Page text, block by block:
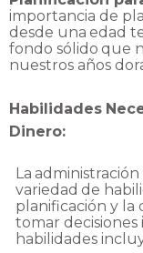
importancia de
desde una edad
fondo sólido que
nuestros años
Habilidades
Dinero:
La administración
variedad de
planificación y la
tomar decisiones
habilidades